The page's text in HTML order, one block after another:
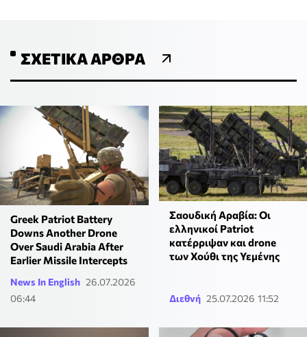
ΣΧΕΤΙΚΆ ΆΡΘΡΑ
Greek Patriot Battery
Downs Another Drone
Over Saudi Arabia After
Earlier Missile Intercepts
News In English 26.07.2026
06:44
Σαουδική Αραβία: Οι
ελληνικοί Patriot
κατέρριψαν και drone
των Χούθι της Υεμένης
Διεθνή 25.07.2026 11:52